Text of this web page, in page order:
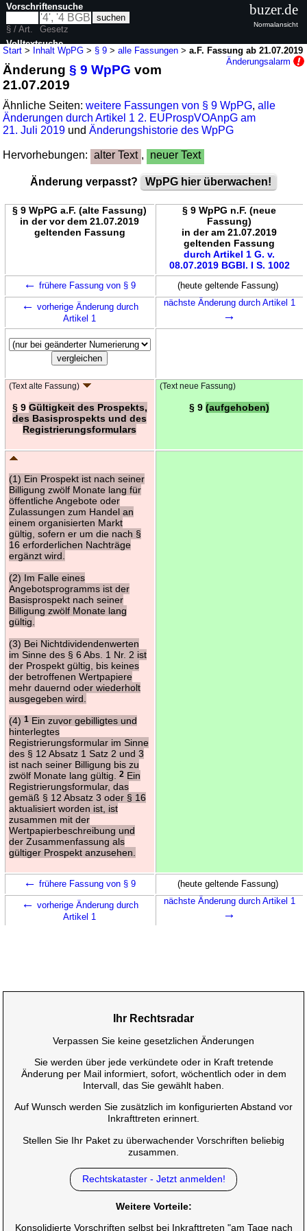
Start > Inhalt WpPG > § 9 >alle Fassungen >a.F. Fassung ab 21.07.2019
Änderungsalarm
Änderung§ 9 WpPG vom
21.07.2019
Ähnliche Seiten:weitere Fassungen von § 9 WpPG,alle
Änderungen durch Artikel 1 2. EUProspVOAnpG am
21. Juli 2019 undÄnderungshistorie des WpPG
Hervorhebungen: alter Text , neuer Text
Änderung verpasst? WpPG hier überwachen!
§ 9 WpPG a.F. (alte Fassung)
in der vor dem 21.07.2019
geltenden Fassung
§ 9 WpPG n.F. (neue
Fassung)
in der am 21.07.2019
geltenden Fassung
durch Artikel 1 G. v.
08.07.2019 BGBl. I S. 1002
← frühere Fassung von § 9 (heute geltende Fassung)
← vorherige Änderung durch
Artikel 1
nächste Änderung durch Artikel 1
→
(Text alte Fassung)
§ 9 Gültigkeit des Prospekts,
des Basisprospekts und des
Registrierungsformulars
(Text neue Fassung)
§ 9 (aufgehoben)
(1) Ein Prospekt ist nach seiner
Billigung zwölf Monate lang für
öffentliche Angebote oder
Zulassungen zum Handel an
einem organisierten Markt
gültig, sofern er um die nach §
16 erforderlichen Nachträge
ergänzt wird.
(2) Im Falle eines
Angebotsprogramms ist der
Basisprospekt nach seiner
Billigung zwölf Monate lang
gültig.
(3) Bei Nichtdividendenwerten
im Sinne des § 6 Abs. 1 Nr. 2 ist
der Prospekt gültig, bis keines
der betroffenen Wertpapiere
mehr dauernd oder wiederholt
ausgegeben wird.
(4) 1Ein zuvor gebilligtes und
hinterlegtes
Registrierungsformular im Sinne
des § 12 Absatz 1 Satz 2 und 3
ist nach seiner Billigung bis zu
zwölf Monate lang gültig.
2Ein
Registrierungsformular, das
gemäß § 12 Absatz 3 oder § 16
aktualisiert worden ist, ist
zusammen mit der
Wertpapierbeschreibung und
der Zusammenfassung als
gültiger Prospekt anzusehen.
← frühere Fassung von § 9 (heute geltende Fassung)
← vorherige Änderung durch
Artikel 1
nächste Änderung durch Artikel 1
→
Vorschriftensuche
§ / Art.
Gesetz
Volltextsuche
nur in WpPG
buzer.de
Normalansicht
Ihr Rechtsradar
Verpassen Sie keine gesetzlichen Änderungen
Sie werden über jede verkündete oder in Kraft tretende
Änderung per Mail informiert, sofort, wöchentlich oder in dem
Intervall, das Sie gewählt haben.
Auf Wunsch werden Sie zusätzlich im konfigurierten Abstand vor
Inkrafttreten erinnert.
Stellen Sie Ihr Paket zu überwachender Vorschriften beliebig
zusammen.
Rechtskataster - Jetzt anmelden!
Weitere Vorteile:
Konsolidierte Vorschriften selbst bei Inkrafttreten "am Tage nach